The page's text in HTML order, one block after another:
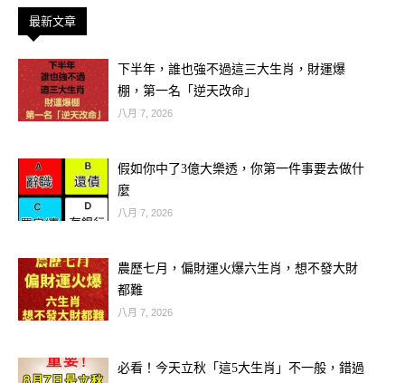
示：「這幾天是屬牛人多年來財氣最旺
🧧開運建議：購買時機選在下午 5 點至
了別猶豫！
最新文章
下半年，誰也強不過這三大生肖，財運爆
棚，第一名「逆天改命」
八月 7, 2026
假如你中了3億大樂透，你第一件事要去做什
麼
八月 7, 2026
農歷七月，偏財運火爆六生肖，想不發大財
都難
八月 7, 2026
必看！今天立秋「這5大生肖」不一般，錯過